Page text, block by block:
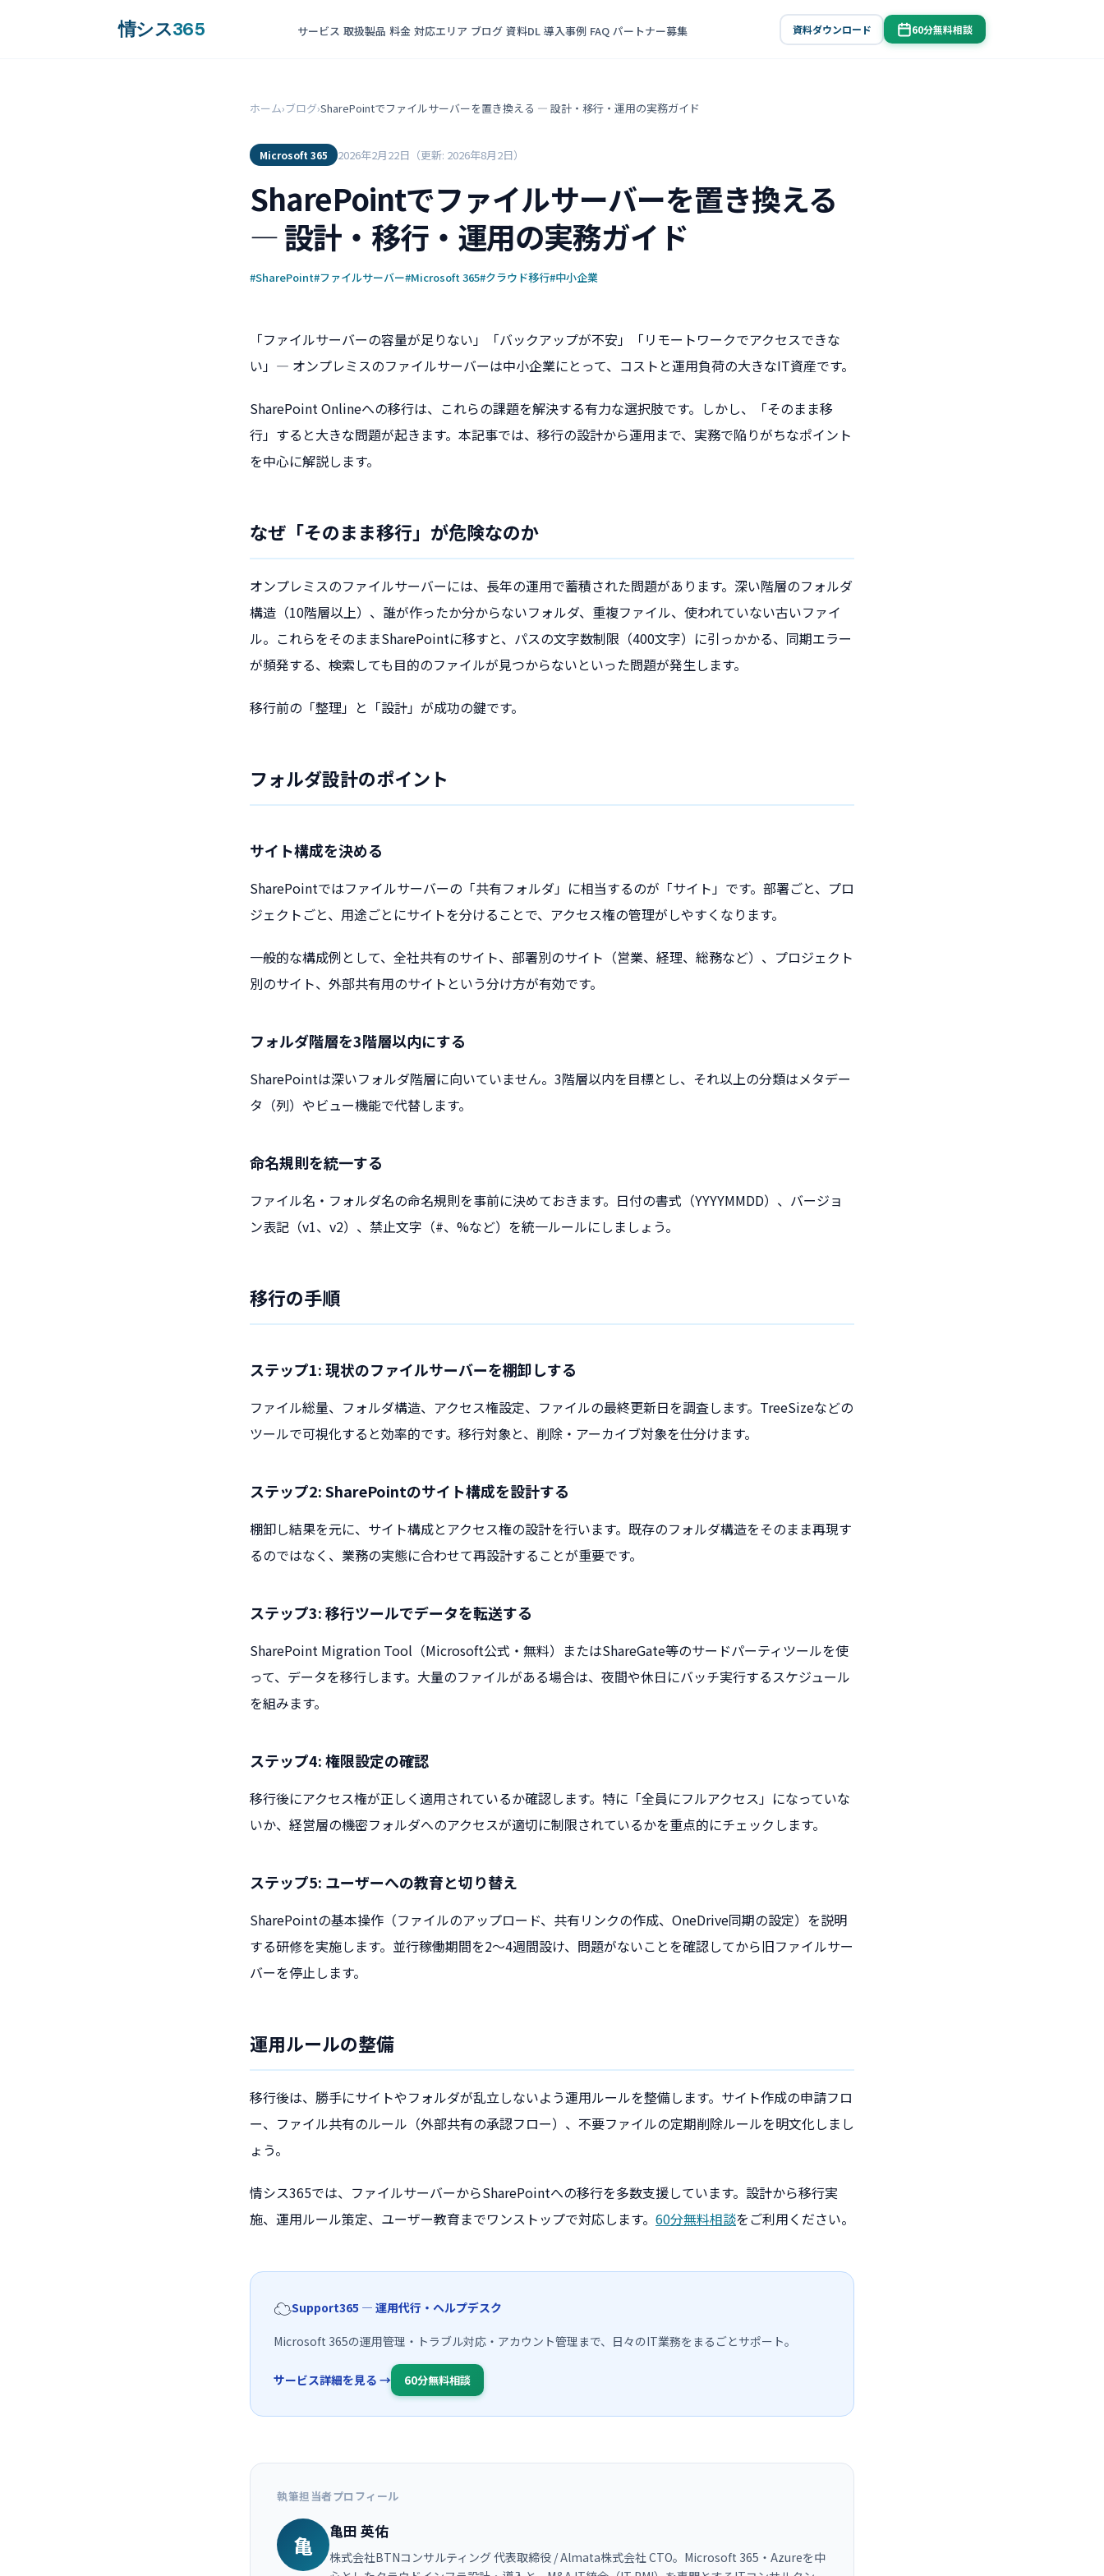
情シス365 サービス 取扱製品 料金 対応エリア ブログ 資料DL 導入事例 FAQ パートナー募集 資料ダウンロード 60分無料相談
ホーム›ブログ›SharePointでファイルサーバーを置き換える ― 設計・移行・運用の実務ガイド
Microsoft 365 2026年2月22日 （更新: 2026年8月2日）
SharePointでファイルサーバーを置き換える
― 設計・移行・運用の実務ガイド
#SharePoint#ファイルサーバー#Microsoft 365#クラウド移行#中小企業
「ファイルサーバーの容量が足りない」「バックアップが不安」「リモートワークでアクセスできな
い」― オンプレミスのファイルサーバーは中小企業にとって、コストと運用負荷の大きなIT資産です。
SharePoint Onlineへの移行は、これらの課題を解決する有力な選択肢です。しかし、「そのまま移
行」すると大きな問題が起きます。本記事では、移行の設計から運用まで、実務で陥りがちなポイント
を中心に解説します。
なぜ「そのまま移行」が危険なのか
オンプレミスのファイルサーバーには、長年の運用で蓄積された問題があります。深い階層のフォルダ
構造（10階層以上）、誰が作ったか分からないフォルダ、重複ファイル、使われていない古いファイ
ル。これらをそのままSharePointに移すと、パスの文字数制限（400文字）に引っかかる、同期エラー
が頻発する、検索しても目的のファイルが見つからないといった問題が発生します。
移行前の「整理」と「設計」が成功の鍵です。
フォルダ設計のポイント
サイト構成を決める
SharePointではファイルサーバーの「共有フォルダ」に相当するのが「サイト」です。部署ごと、プロ
ジェクトごと、用途ごとにサイトを分けることで、アクセス権の管理がしやすくなります。
一般的な構成例として、全社共有のサイト、部署別のサイト（営業、経理、総務など）、プロジェクト
別のサイト、外部共有用のサイトという分け方が有効です。
フォルダ階層を3階層以内にする
SharePointは深いフォルダ階層に向いていません。3階層以内を目標とし、それ以上の分類はメタデー
タ（列）やビュー機能で代替します。
命名規則を統一する
ファイル名・フォルダ名の命名規則を事前に決めておきます。日付の書式（YYYYMMDD）、バージョ
ン表記（v1、v2）、禁止文字（#、%など）を統一ルールにしましょう。
移行の手順
ステップ1: 現状のファイルサーバーを棚卸しする
ファイル総量、フォルダ構造、アクセス権設定、ファイルの最終更新日を調査します。TreeSizeなどの
ツールで可視化すると効率的です。移行対象と、削除・アーカイブ対象を仕分けます。
ステップ2: SharePointのサイト構成を設計する
棚卸し結果を元に、サイト構成とアクセス権の設計を行います。既存のフォルダ構造をそのまま再現す
るのではなく、業務の実態に合わせて再設計することが重要です。
ステップ3: 移行ツールでデータを転送する
SharePoint Migration Tool（Microsoft公式・無料）またはShareGate等のサードパーティツールを使
って、データを移行します。大量のファイルがある場合は、夜間や休日にバッチ実行するスケジュール
を組みます。
ステップ4: 権限設定の確認
移行後にアクセス権が正しく適用されているか確認します。特に「全員にフルアクセス」になっていな
いか、経営層の機密フォルダへのアクセスが適切に制限されているかを重点的にチェックします。
ステップ5: ユーザーへの教育と切り替え
SharePointの基本操作（ファイルのアップロード、共有リンクの作成、OneDrive同期の設定）を説明
する研修を実施します。並行稼働期間を2〜4週間設け、問題がないことを確認してから旧ファイルサー
バーを停止します。
運用ルールの整備
移行後は、勝手にサイトやフォルダが乱立しないよう運用ルールを整備します。サイト作成の申請フロ
ー、ファイル共有のルール（外部共有の承認フロー）、不要ファイルの定期削除ルールを明文化しまし
ょう。
情シス365では、ファイルサーバーからSharePointへの移行を多数支援しています。設計から移行実
施、運用ルール策定、ユーザー教育までワンストップで対応します。 60分無料相談をご利用ください。
☁️Support365 — 運用代行・ヘルプデスク
Microsoft 365の運用管理・トラブル対応・アカウント管理まで、日々のIT業務をまるごとサポート。
サービス詳細を見る → 60分無料相談
執筆担当者プロフィール
亀 亀田 英佑
株式会社BTNコンサルティング 代表取締役 / Almata株式会社 CTO。Microsoft 365・Azureを中